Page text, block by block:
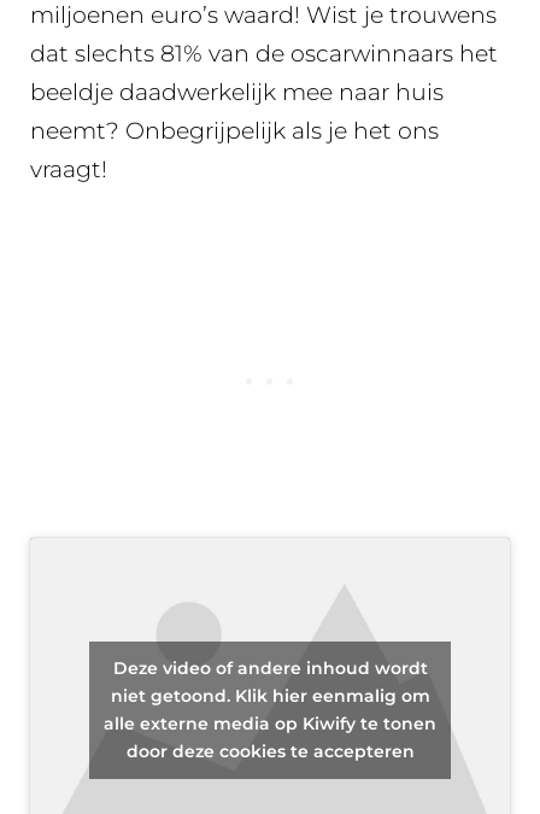
miljoenen euro’s waard! Wist je trouwens
dat slechts 81% van de oscarwinnaars het
beeldje daadwerkelijk mee naar huis
neemt? Onbegrijpelijk als je het ons
vraagt!
Deze video of andere inhoud wordt
niet getoond. Klik hier eenmalig om
alle externe media op Kiwify te tonen
door deze cookies te accepteren